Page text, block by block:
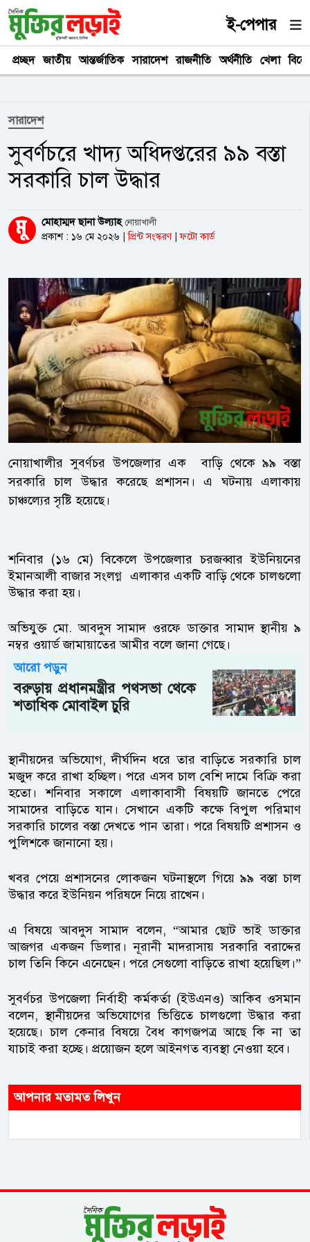
ই-পেপার
প্রচ্ছদ জাতীয় আন্তর্জাতিক সারাদেশ রাজনীতি অর্থনীতি খেলা
সারাদেশ
সুবর্ণচরে খাদ্য অধিদপ্তরের ৯৯ বস্তা
সরকারি চাল উদ্ধার
মোহাম্মদ ছানা উল্যাহনোয়াখালী
প্রকাশ : ১৬ মে ২০২৬
প্রিন্ট সংস্করণ ফটো কার্ড
নোয়াখালীর সুবর্ণচর উপজেলার এক বাড়ি থেকে ৯৯ বস্তা
সরকারি চাল উদ্ধার করেছে প্রশাসন। এ ঘটনায় এলাকায়
চাঞ্চল্যের সৃষ্টি হয়েছে।
শনিবার (১৬ মে) বিকেলে উপজেলার চরজব্বার ইউনিয়নের
ইমানআলী বাজার সংলগ্ন এলাকার একটি বাড়ি থেকে চালগুলো
উদ্ধার করা হয়।
অভিযুক্ত মো. আবদুস সামাদ ওরফে ডাক্তার সামাদ স্থানীয় ৯
নম্বর ওয়ার্ড জামায়াতের আমীর বলে জানা গেছে।
আরো পড়ুন
বরুড়ায় প্রধানমন্ত্রীর পথসভা থেকে
শতাধিক মোবাইল চুরি
স্থানীয়দের অভিযোগ, দীর্ঘদিন ধরে তার বাড়িতে সরকারি চাল
মজুদ করে রাখা হচ্ছিল। পরে এসব চাল বেশি দামে বিক্রি করা
হতো। শনিবার সকালে এলাকাবাসী বিষয়টি জানতে পেরে
সামাদের বাড়িতে যান। সেখানে একটি কক্ষে বিপুল পরিমাণ
সরকারি চালের বস্তা দেখতে পান তারা। পরে বিষয়টি প্রশাসন ও
পুলিশকে জানানো হয়।
খবর পেয়ে প্রশাসনের লোকজন ঘটনাস্থলে গিয়ে ৯৯ বস্তা চাল
উদ্ধার করে ইউনিয়ন পরিষদে নিয়ে রাখেন।
এ বিষয়ে আবদুস সামাদ বলেন, “আমার ছোট ভাই ডাক্তার
আজগর একজন ডিলার। নূরানী মাদরাসায় সরকারি বরাদ্দের
চাল তিনি কিনে এনেছেন। পরে সেগুলো বাড়িতে রাখা হয়েছিল।”
সুবর্ণচর উপজেলা নির্বাহী কর্মকর্তা (ইউএনও) আকিব ওসমান
বলেন, স্থানীয়দের অভিযোগের ভিত্তিতে চালগুলো উদ্ধার করা
হয়েছে। চাল কেনার বিষয়ে বৈধ কাগজপত্র আছে কি না তা
যাচাই করা হচ্ছে। প্রয়োজন হলে আইনগত ব্যবস্থা নেওয়া হবে।
আপনার মতামত লিখুন